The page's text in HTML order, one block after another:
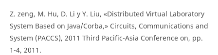
Z. zeng, M. Hu, D. Li y Y. Liu, «Distributed Virtual Laboratory
System Based on Java/Corba,» Circuits, Communications and
System (PACCS), 2011 Third Pacific-Asia Conference on, pp.
1-4, 2011.